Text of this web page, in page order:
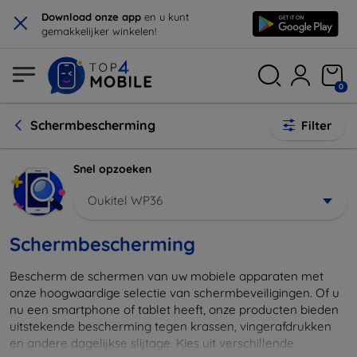
× Download onze app en u kunt
gemakkelijker winkelen!
0
Schermbescherming Filter
Snel opzoeken
Oukitel WP36
Schermbescherming
Bescherm de schermen van uw mobiele apparaten met
onze hoogwaardige selectie van schermbeveiligingen. Of u
nu een smartphone of tablet heeft, onze producten bieden
uitstekende bescherming tegen krassen, vingerafdrukken
en andere dagelijkse slijtage. Kies uit verschillende